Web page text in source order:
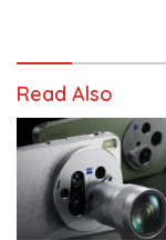
Read Also